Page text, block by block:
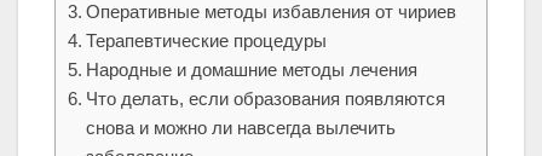
Оперативные методы избавления от чириев
Терапевтические процедуры
Народные и домашние методы лечения
Что делать, если образования появляются
снова и можно ли навсегда вылечить